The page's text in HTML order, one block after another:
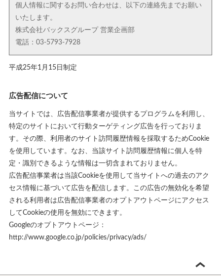
個人情報に関するお問い合わせは、以下の連絡先までお願い
いたします。
株式会社バックスグループ 営業企画部
電話：03-5793-7928
平成25年1月15日制定
広告配信について
当サイトでは、広告配信事業者が提供するプログラムを利用し、
特定のサイトにおいて行動ターゲティング広告を行っておりま
す。その際、利用者のサイト訪問履歴情報を採取するためCookie
を使用しています。なお、当該サイト訪問履歴情報に個人を特
定・識別できるような情報は一切含まれておりません。
広告配信事業者は当該Cookieを使用して当サイトへの過去のアク
セス情報に基づいて広告を配信します。この広告の無効化を希望
される利用者は広告配信事業者のオプトアウトページにアクセス
してCookieの使用を無効にできます。
Googleのオプトアウトページ：
http://www.google.co.jp/policies/privacy/ads/